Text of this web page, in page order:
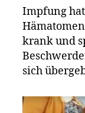
Impfung
krank und
sich